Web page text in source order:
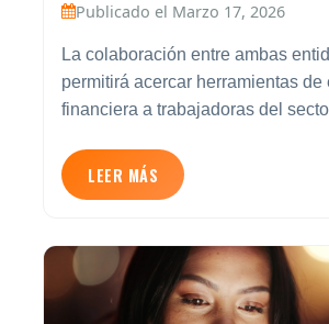
Publicado el Marzo 17, 2026
La colaboración entre ambas
permitirá acercar herramientas de
financiera a trabajadoras del
LEER MÁS